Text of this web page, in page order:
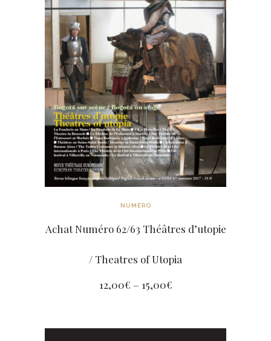
NUMÉRO
Achat Numéro 62/63 Théâtres d’utopie
/ Theatres of Utopia
12,00€ – 15,00€